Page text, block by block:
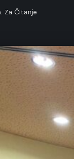
Za Čitanje